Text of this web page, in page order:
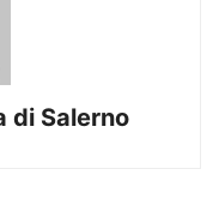
di Salerno